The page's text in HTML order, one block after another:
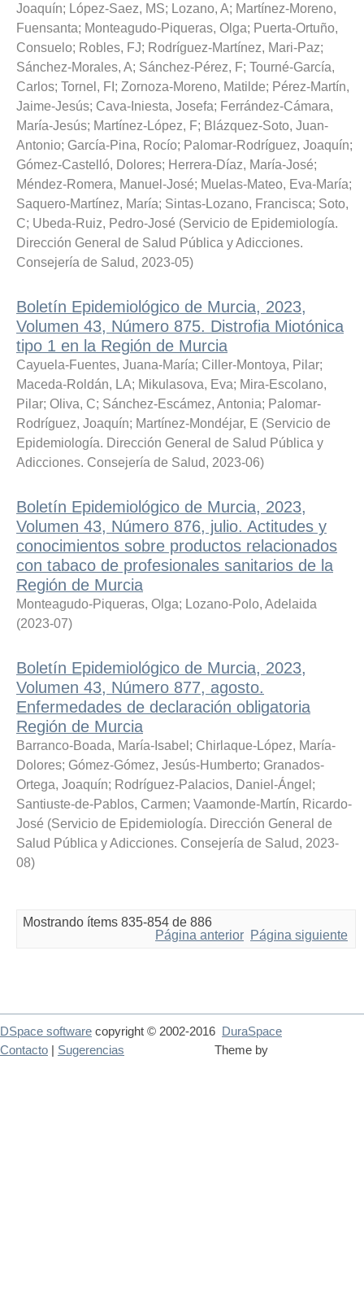
Joaquín; López-Saez, MS; Lozano, A; Martínez-Moreno,
Fuensanta; Monteagudo-Piqueras, Olga; Puerta-Ortuño,
Consuelo; Robles, FJ; Rodríguez-Martínez, Mari-Paz;
Sánchez-Morales, A; Sánchez-Pérez, F; Tourné-García,
Carlos; Tornel, FI ; Zornoza-Moreno, Matilde; Pérez-Martín,
Jaime-Jesús; Cava-Iniesta, Josefa; Ferrández-Cámara,
María-Jesús; Martínez-López, F; Blázquez-Soto, Juan-
Antonio; García-Pina, Rocío; Palomar-Rodríguez, Joaquín;
Gómez-Castelló, Dolores; Herrera-Díaz, María-José;
Méndez-Romera, Manuel-José; Muelas-Mateo, Eva-María;
Saquero-Martínez, María; Sintas-Lozano, Francisca; Soto,
C; Ubeda-Ruiz, Pedro-José (Servicio de Epidemiología.
Dirección General de Salud Pública y Adicciones.
Consejería de Salud, 2023-05)
Boletín Epidemiológico de Murcia, 2023,
Volumen 43, Número 875. Distrofia Miotónica
tipo 1 en la Región de Murcia
Cayuela-Fuentes, Juana-María; Ciller-Montoya, Pilar;
Maceda-Roldán, LA; Mikulasova, Eva; Mira-Escolano,
Pilar; Oliva, C; Sánchez-Escámez, Antonia; Palomar-
Rodríguez, Joaquín; Martínez-Mondéjar, E (Servicio de
Epidemiología. Dirección General de Salud Pública y
Adicciones. Consejería de Salud, 2023-06)
Boletín Epidemiológico de Murcia, 2023,
Volumen 43, Número 876, julio. Actitudes y
conocimientos sobre productos relacionados
con tabaco de profesionales sanitarios de la
Región de Murcia
Monteagudo-Piqueras, Olga; Lozano-Polo, Adelaida
(2023-07)
Boletín Epidemiológico de Murcia, 2023,
Volumen 43, Número 877, agosto.
Enfermedades de declaración obligatoria
Región de Murcia
Barranco-Boada, María-Isabel ; Chirlaque-López, María-
Dolores; Gómez-Gómez, Jesús-Humberto; Granados-
Ortega, Joaquín; Rodríguez-Palacios, Daniel-Ángel ;
Santiuste-de-Pablos, Carmen; Vaamonde-Martín, Ricardo-
José (Servicio de Epidemiología. Dirección General de
Salud Pública y Adicciones. Consejería de Salud, 2023-
08)
Mostrando ítems 835-854 de 886
Página anterior Página siguiente
DSpace software copyright © 2002-2016
DuraSpace
Theme by
Contacto Sugerencias